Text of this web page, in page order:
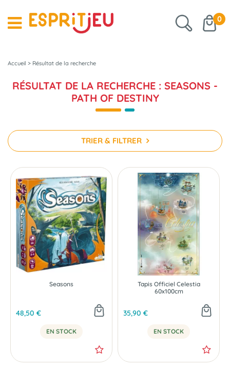
0
Accueil > Résultat de la recherche
RÉSULTAT DE LA RECHERCHE : SEASONS -
PATH OF DESTINY
TRIER & FILTRER
Seasons
48,50 €
EN STOCK
Tapis Officiel Celestia
60x100cm
35,90 €
EN STOCK